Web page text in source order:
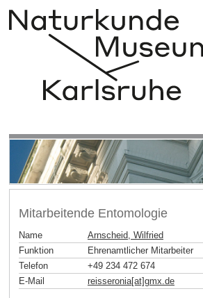
Mitarbeitende Entomologie
Name
Arnscheid, Wilfried
Funktion
Ehrenamtlicher Mitarbeiter
Telefon
+49 234 472 674
E-Mail
reisseronia[at]gmx.de